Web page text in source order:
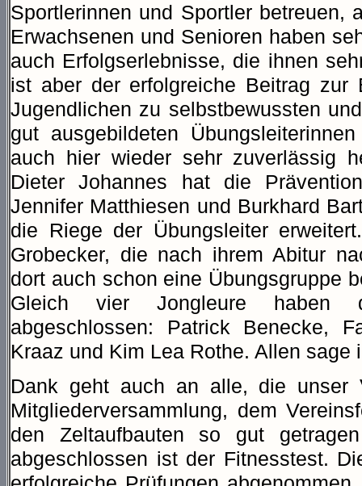
Sportlerinnen und Sportler betreuen,
Erwachsenen und Senioren haben
auch Erfolgserlebnisse, die ihnen
ist aber der erfolgreiche Beitrag zur
Jugendlichen zu selbstbewussten
gut ausgebildeten
auch hier wieder sehr zuverlässig
Dieter Johannes hat die
Jennifer Matthiesen und Burkhard
die Riege der Übungsleiter
Grobecker, die nach ihrem Abitur
dort auch schon eine Übungsgruppe
Gleich vier Jongleure haben
abgeschlossen: Patrick Benecke,
Kraaz und Kim Lea Rothe. Allen sage
Dank geht auch an alle, die unser
Mitgliederversammlung, dem
den Zeltaufbauten so gut
abgeschlossen ist der Fitnesstest.